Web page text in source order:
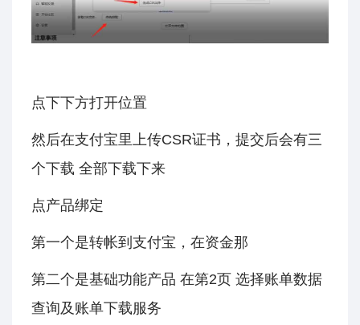
点下下方打开位置
然后在支付宝里上传CSR证书，提交后会有三
个下载 全部下载下来
点产品绑定
第一个是转帐到支付宝，在资金那
第二个是基础功能产品 在第2页 选择账单数据
查询及账单下载服务